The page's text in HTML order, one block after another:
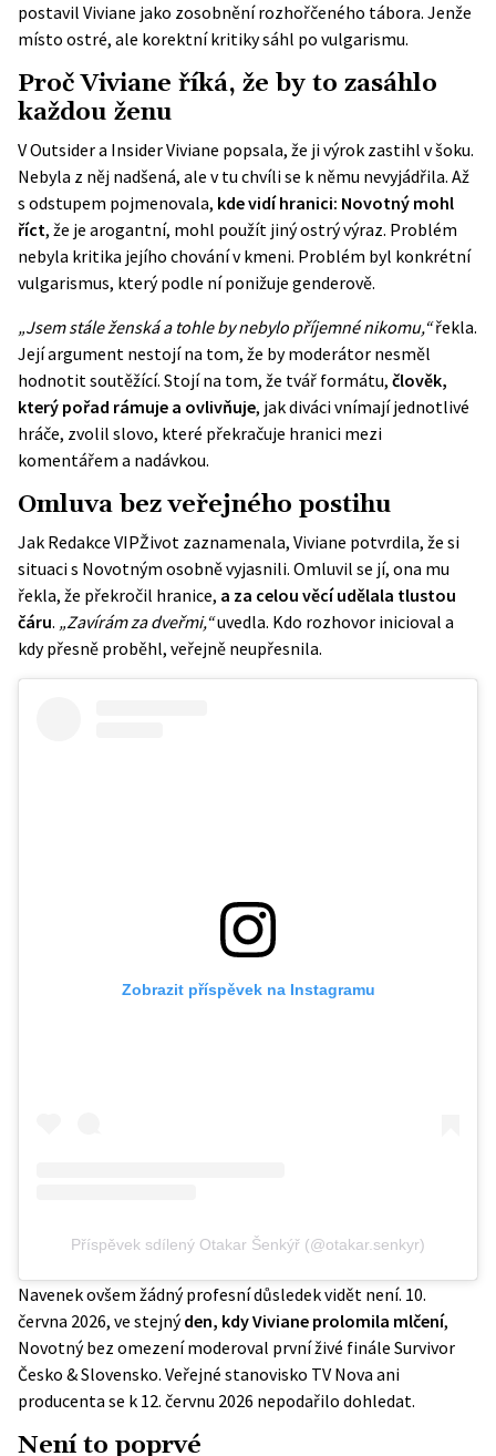
postavil Viviane jako zosobnění rozhořčeného tábora. Jenže
místo ostré, ale korektní kritiky sáhl po vulgarismu.
Proč Viviane říká, že by to zasáhlo
každou ženu
V Outsider a Insider Viviane popsala, že ji výrok zastihl v šoku.
Nebyla z něj nadšená, ale v tu chvíli se k němu nevyjádřila. Až
s odstupem pojmenovala, kde vidí hranici: Novotný mohl
říct, že je arogantní, mohl použít jiný ostrý výraz. Problém
nebyla kritika jejího chování v kmeni. Problém byl konkrétní
vulgarismus, který podle ní ponižuje genderově.
„Jsem stále ženská a tohle by nebylo příjemné nikomu,“řekla.
Její argument nestojí na tom, že by moderátor nesměl
hodnotit soutěžící. Stojí na tom, že tvář formátu, člověk,
který pořad rámuje a ovlivňuje, jak diváci vnímají jednotlivé
hráče, zvolil slovo, které překračuje hranici mezi
komentářem a nadávkou.
Omluva bez veřejného postihu
Jak Redakce VIPŽivot zaznamenala, Viviane potvrdila, že si
situaci s Novotným osobně vyjasnili. Omluvil se jí, ona mu
řekla, že překročil hranice, a za celou věcí udělala tlustou
čáru. „Zavírám za dveřmi,“uvedla. Kdo rozhovor inicioval a
kdy přesně proběhl, veřejně neupřesnila.
Zobrazit příspěvek na Instagramu
Příspěvek sdílený Otakar Šenkýř (@otakar.senkyr)
Navenek ovšem žádný profesní důsledek vidět není. 10.
června 2026, ve stejnýden, kdy Viviane prolomila mlčení,
Novotný bez omezenímoderoval první živé finále Survivor
Česko & Slovensko. Veřejné stanovisko TV Nova ani
producenta se k 12. červnu 2026 nepodařilo dohledat.
Není to poprvé